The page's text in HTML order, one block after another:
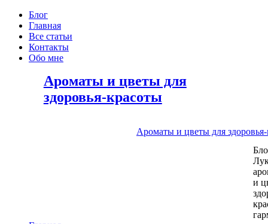
Блог
Главная
Все статьи
Контакты
Обо мне
Ароматы и цветы для
здоровья-красоты
Ароматы и цветы для
и